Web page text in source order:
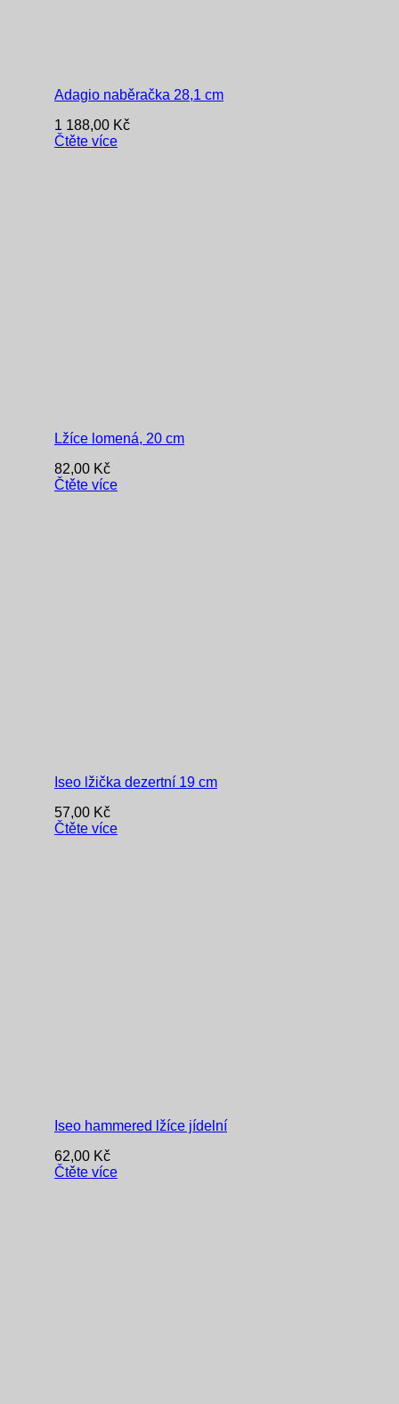
Adagio naběračka 28,1 cm
1 188,00 Kč
Čtěte více
Lžíce lomená, 20 cm
82,00 Kč
Čtěte více
Iseo lžička dezertní 19 cm
57,00 Kč
Čtěte více
Iseo hammered lžíce jídelní
62,00 Kč
Čtěte více